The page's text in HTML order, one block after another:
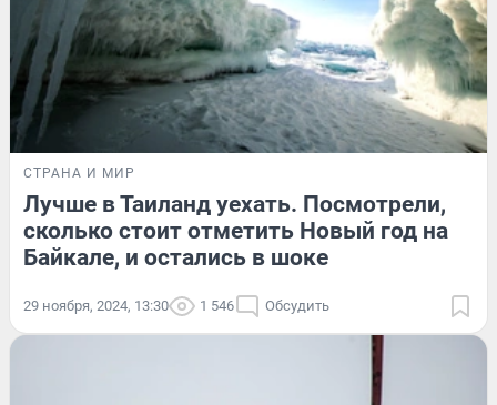
СТРАНА И МИР
Лучше в Таиланд уехать. Посмотрели,
сколько стоит отметить Новый год на
Байкале, и остались в шоке
29 ноября, 2024, 13:30 1 546 Обсудить